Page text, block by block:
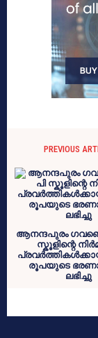
PREVIOUS
ആനന്ദപുരം
സ്കൂളിന്റെ
രൂപയുടെ
ലഭിച്ചു